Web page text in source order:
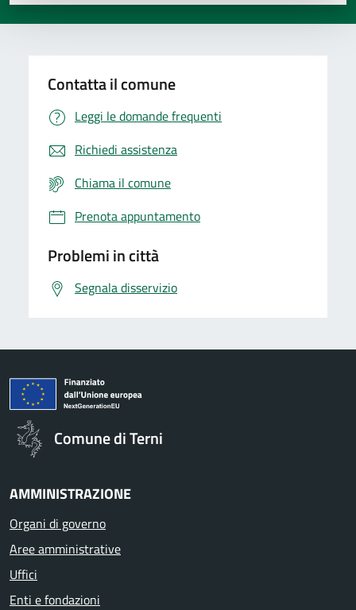
Contatta il comune
Leggi le domande frequenti
Richiedi assistenza
Chiama il comune
Prenota appuntamento
Problemi in città
Segnala disservizio
Comune di Terni
AMMINISTRAZIONE
Organi di governo
Aree amministrative
Uffici
Enti e fondazioni